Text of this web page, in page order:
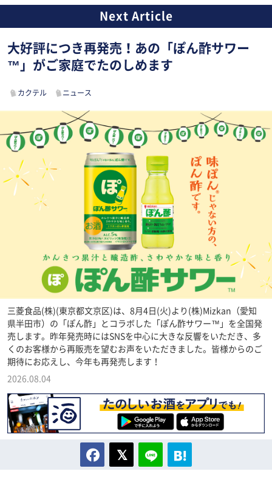
大好評につき再発売！あの「ぽん酢サワー
™」がご家庭でたのしめます
カクテル ニュース
三菱食品(株)(東京都文京区)は、8月4日(火)より(株)Mizkan（愛知
県半田市）の「ぽん酢」とコラボした「ぽん酢サワー™」を全国発
売します。昨年発売時にはSNSを中心に大きな反響をいただき、多
くのお客様から再販売を望むお声をいただきました。皆様からのご
期待にお応えし、今年も再発売します！
2026.08.04